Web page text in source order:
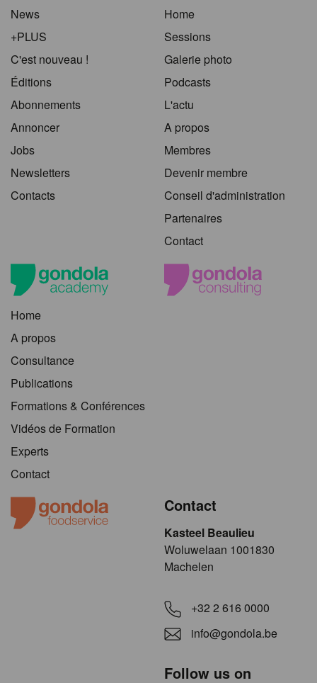
News
+PLUS
C'est nouveau !
Éditions
Abonnements
Annoncer
Jobs
Newsletters
Contacts
Home
Sessions
Galerie photo
Podcasts
L'actu
A propos
Membres
Devenir membre
Conseil d'administration
Partenaires
Contact
Home
A propos
Consultance
Publications
Formations & Conférences
Vidéos de Formation
Experts
Contact
Contact
Kasteel Beaulieu
​​​Woluwelaan 1001830
Machelen
+32 2 616 0000
info@gondola.be
Follow us on